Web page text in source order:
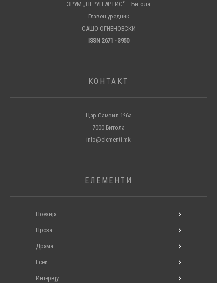
ЗРУМ „ПЕРУН АРТИС“ – Битола
Главен уредник
САШО ОГНЕНОВСКИ
ISSN 2671 - 3950
КОНТАКТ
Цар Самоил 126а
7000 Битола
info@elementi.mk
ЕЛЕМЕНТИ
Поезија
Проза
Драма
Есеи
Интервју